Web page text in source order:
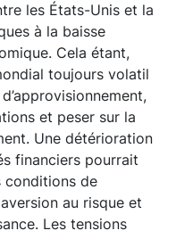
les États-Unis et la
à la baisse
Cela étant,
toujours volatil
et peser sur la
Une détérioration
financiers pourrait
conditions de
au risque et
Les tensions